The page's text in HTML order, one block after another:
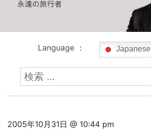
Language ： Japanese
検
索:
2005年10月31日 @ 10:44 pm